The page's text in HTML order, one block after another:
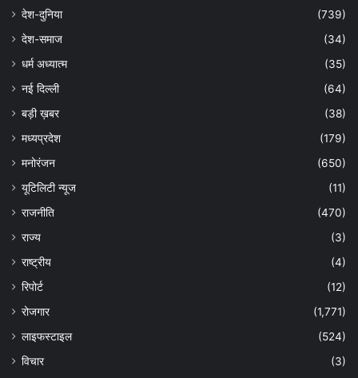
देश-दुनिया
(739)
देश-समाज
(34)
धर्म अध्यात्म
(35)
नई दिल्ली
(64)
बड़ी ख़बर
(38)
मध्यप्रदेश
(179)
मनोरंजन
(650)
यूटिलिटी न्यूज
(11)
राजनीति
(470)
राज्य
(3)
राष्ट्रीय
(4)
रिपोर्ट
(12)
रोजगार
(1,771)
लाइफस्टाइल
(524)
विचार
(3)